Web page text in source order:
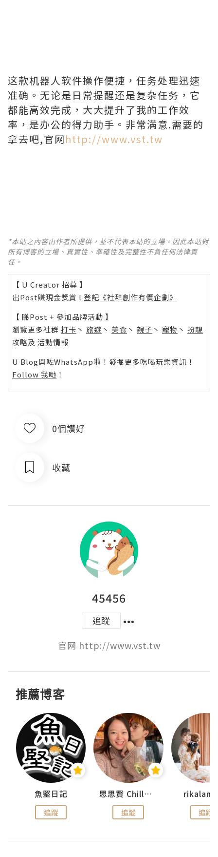
这款机器人软件操作便捷，任务处理迅速
准确。无论是日常提醒还是复杂任务，它
都能高效完成，大大提升了我的工作效
率，是办公的得力助手。非常满意.需要的
拿去吧,官网http://www.vst.tw
*本站之內容由作者所提供，並不代表本站的立場。因此本站對
所有博客的立場、真實性、準確性及完整性不負任何法律責
任。
【 U Creator 招募 】
出Post賺現金獎賞 l 登記《社群創作有價企劃》
【 睇Post + 參加品牌活動 】
瀏覽更多社群 打卡 丶 旅遊 丶 美食 丶 親子 丶 寵物 丶 扮靚
攻略及 活動情報
U Blog開咗WhatsApp啦！發掘更多吃喝玩樂資訊！
Follow 我哋 ！
0個讚好
收藏
45456
追蹤
官网 http://www.vst.tw
推薦博客
魚堅日記
追蹤
思思賢 ChillMyBabe
追蹤 追蹤